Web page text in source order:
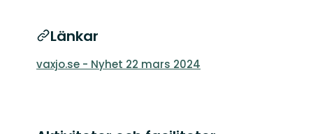
Länkar
vaxjo.se - Nyhet 22 mars 2024